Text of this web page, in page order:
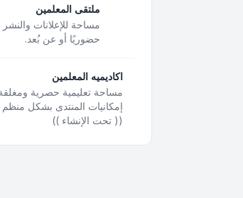
ملتقى المعلمين
مساحة للإعلانات
حضوريًا أو عن بُعد.
اكاديميه المعلمين
مساحة تعليمية حصرية
إمكانيات المنتدى بشكل
(( تحت الإنشاء ))